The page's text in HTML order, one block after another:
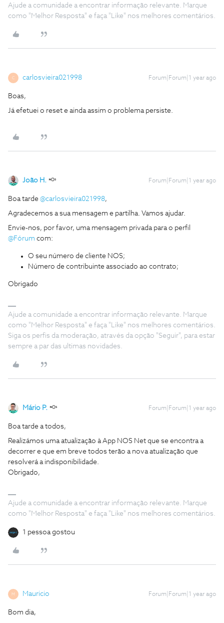
Ajude a comunidade a encontrar informação relevante. Marque
como "Melhor Resposta" e faça "Like" nos melhores comentários.
C carlosvieira021998 Forum|Forum|1 year ago
Boas,
Já efetuei o reset e ainda assim o problema persiste.
João H. Forum|Forum|1 year ago
Boa tarde @carlosvieira021998,
Agradecemos a sua mensagem e partilha. Vamos ajudar.
Envie-nos, por favor, uma mensagem privada para o perfil
@Fórum com:
O seu número de cliente NOS;
Número de contribuinte associado ao contrato;
Obrigado
Ajude a comunidade a encontrar informação relevante. Marque
como "Melhor Resposta" e faça "Like" nos melhores comentários.
Siga os perfis da moderação, através da opção "Seguir", para estar
sempre a par das ultimas novidades.
Mário P. Forum|Forum|1 year ago
Boa tarde a todos,
Realizámos uma atualização à App NOS Net que se encontra a
decorrer e que em breve todos terão a nova atualização que
resolverá a indisponibilidade.
Obrigado,
Ajude a comunidade a encontrar informação relevante. Marque
como "Melhor Resposta" e faça "Like" nos melhores comentários.
1 pessoa gostou
M Mauricio Forum|Forum|1 year ago
Bom dia,